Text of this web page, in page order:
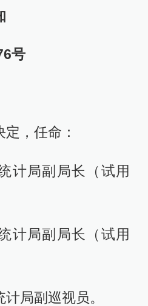
号
，任命：
计局副局长（试用
计局副局长（试用
局副巡视员。